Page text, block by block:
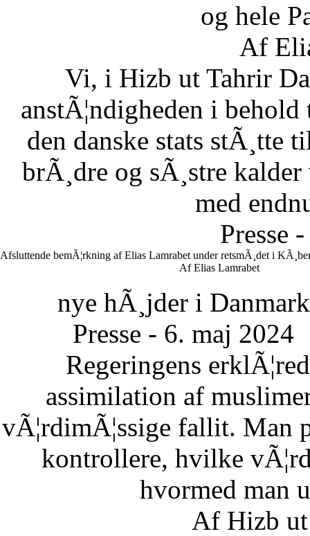
og hele
Af
Vi, i Hizb ut Tahrir
anstÃ¦ndigheden i
den danske stats stÃ¸tte
brÃ¸dre og sÃ¸stre
med
Presse
Afsluttende bemÃ¦rkning af Elias Lamrabet under retsmÃ¸det i
Af Elias Lamrabet
nye hÃ¸jder i Danmark
Presse - 6. maj 2024
Regeringens
assimilation af
vÃ¦rdimÃ¦ssige fallit. Man
kontrollere, hvilke
hvormed man
Af Hizb